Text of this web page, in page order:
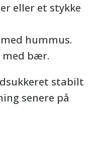
eller et stykke
hummus.
med bær.
stabilt
senere på